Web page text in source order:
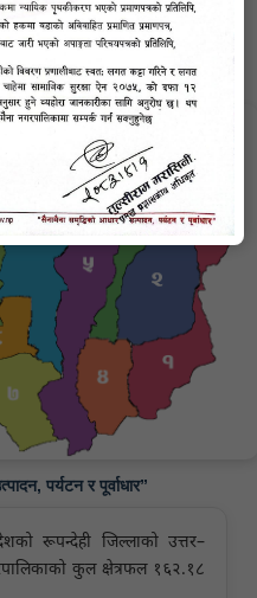
संक्षिप्त परिचय
पर्यटन र पूर्वाधार”
रूपन्देही जिल्लाको उत्तर–
कुल क्षेत्रफल १६२.१८